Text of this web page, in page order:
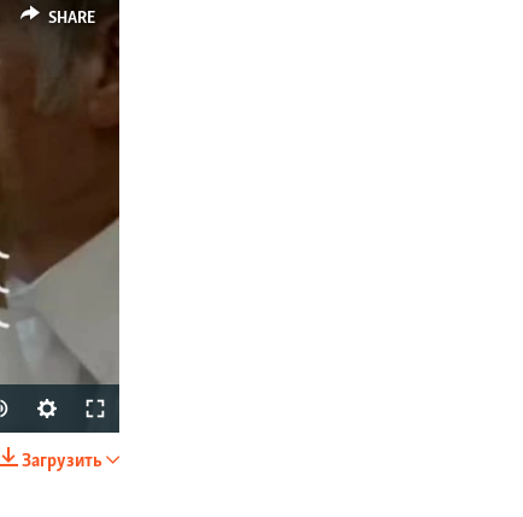
SHARE
SHARE
Загрузить